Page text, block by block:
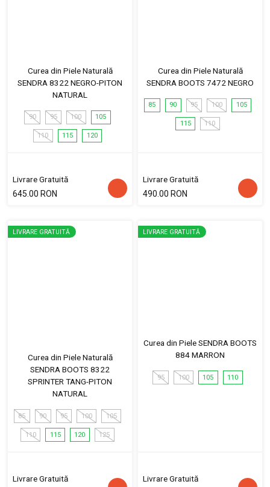
Curea din Piele Naturală
SENDRA 8322 NEGRO-PITON
NATURAL
90 95 100 105
110 115 120
Livrare Gratuită
645.00 RON
Curea din Piele Naturală
SENDRA BOOTS 7472 NEGRO
85 90 95 100 105
115 110
Livrare Gratuită
490.00 RON
LIVRARE GRATUITĂ
Curea din Piele Naturală
SENDRA BOOTS 8322
SPRINTER TANG-PITON
NATURAL
85 90 95 100 105
110 115 120 125
Livrare Gratuită
LIVRARE GRATUITĂ
Curea din Piele SENDRA BOOTS
884 MARRON
95 100 105 110
Livrare Gratuită